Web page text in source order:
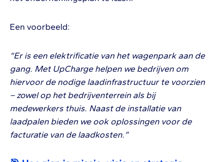
Een voorbeeld:
“Er is een elektrificatie van het wagenpark aan de
gang. Met UpCharge helpen we bedrijven om
hiervoor de nodige laadinfrastructuur te voorzien
– zowel op het bedrijventerrein als bij
medewerkers thuis. Naast de installatie van
laadpalen bieden we ook oplossingen voor de
facturatie van de laadkosten.”